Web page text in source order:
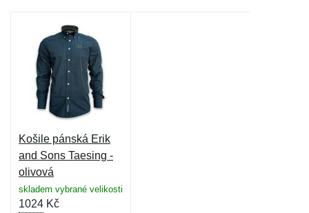
Košile pánská Erik
and Sons Taesing -
olivová
skladem vybrané velikosti
1024 Kč